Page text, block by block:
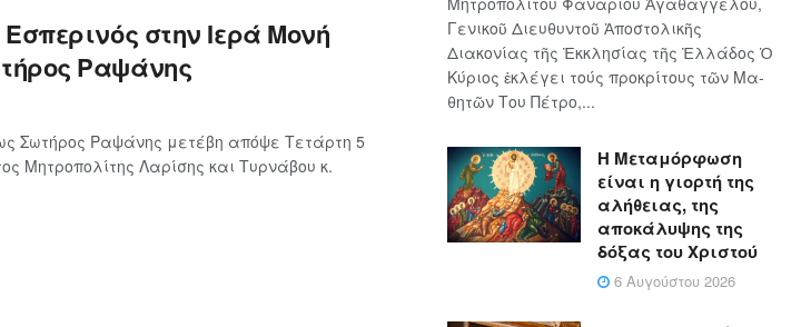
στην Ιερά Μονή
Ραψάνης
Σωτήρος Ραψάνης μετέβη απόψε Τετάρτη 5
Μητροπολίτης Λαρίσης και Τυρνάβου κ.
Γενικοῦ Διευθυντοῦ Ἀποστολικῆς
Διακονίας τῆς Ἐκκλησίας τῆς Ἑλλάδος Ὁ
Κύ­ρι­ος ἐκλέγει τούς προ­κρί­τους τῶν Μα­
θη­τῶν Του Πέ­τρο,...
Η Μεταμόρφωση
είναι η γιορτή της
αλήθειας, της
αποκάλυψης της
δόξας του Χριστού
6 Αυγούστου 2026